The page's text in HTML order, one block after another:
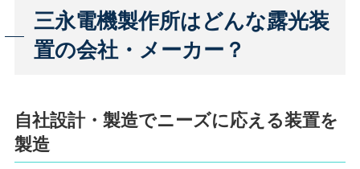
三永電機製作所はどんな露光装
置の会社・メーカー？
自社設計・製造でニーズに応える装置を
製造